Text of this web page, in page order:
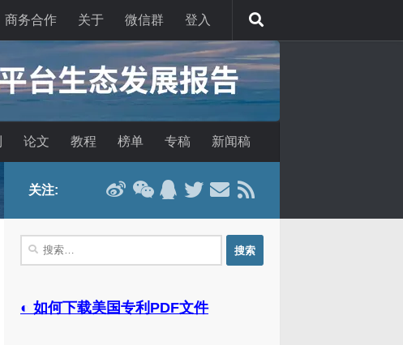
商务合作 关于 微信群 登入
论文 教程 榜单 专稿 新闻稿
关注:
搜
索：
◐ 如何下载美国专利PDF文件